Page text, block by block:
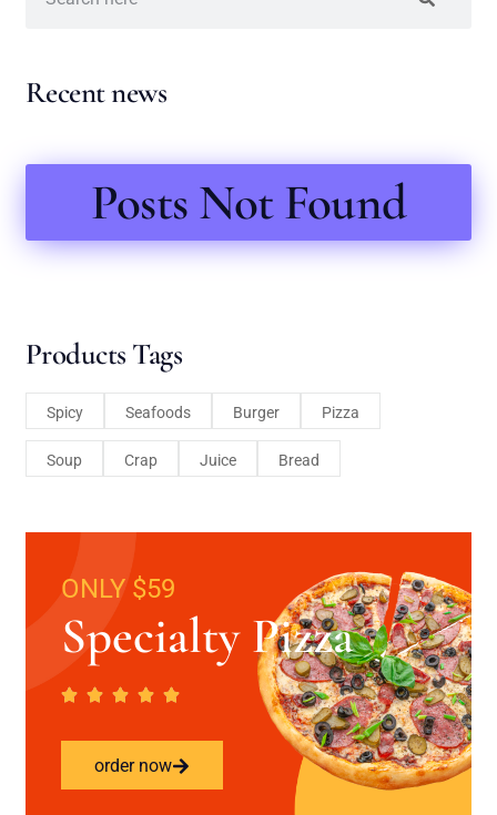
Recent news
Posts Not Found
Products Tags
Spicy Seafoods Burger Pizza
Soup Crap Juice Bread
ONLY $59
Specialty Pizza
order now